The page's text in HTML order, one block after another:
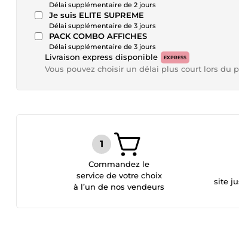
Délai supplémentaire de 2 jours
Je suis ELITE SUPREME
Délai supplémentaire de 3 jours
PACK COMBO AFFICHES
Délai supplémentaire de 3 jours
Livraison express disponible EXPRESS
Vous pouvez choisir un délai plus court lors du
Commandez le
service de votre choix
à l’un de nos vendeurs
site